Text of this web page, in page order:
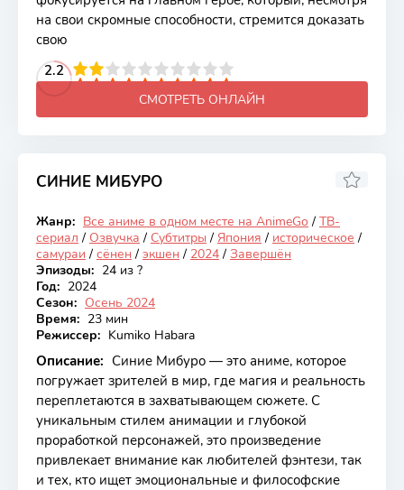
на свои скромные способности, стремится доказать
свою
2.2
4 5 6 7 8 9 10
СМОТРЕТЬ ОНЛАЙН
СИНИЕ МИБУРО
Закончен
6.68
Жанр: Все аниме в одном месте на AnimeGo / ТВ-
сериал / Озвучка / Субтитры / Япония / историческое /
самураи / сёнен / экшен / 2024 / Завершён
Эпизоды: 24 из ?
Год: 2024
Сезон: Осень 2024
Время: 23 мин
Режиссер: Kumiko Habara
Описание: Синие Мибуро — это аниме, которое
погружает зрителей в мир, где магия и реальность
переплетаются в захватывающем сюжете. С
уникальным стилем анимации и глубокой
проработкой персонажей, это произведение
привлекает внимание как любителей фэнтези, так
и тех, кто ищет эмоциональные и философские